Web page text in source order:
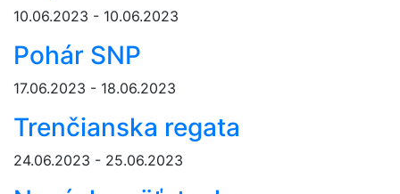
10.06.2023 - 10.06.2023
Pohár SNP
17.06.2023 - 18.06.2023
Trenčianska regata
24.06.2023 - 25.06.2023